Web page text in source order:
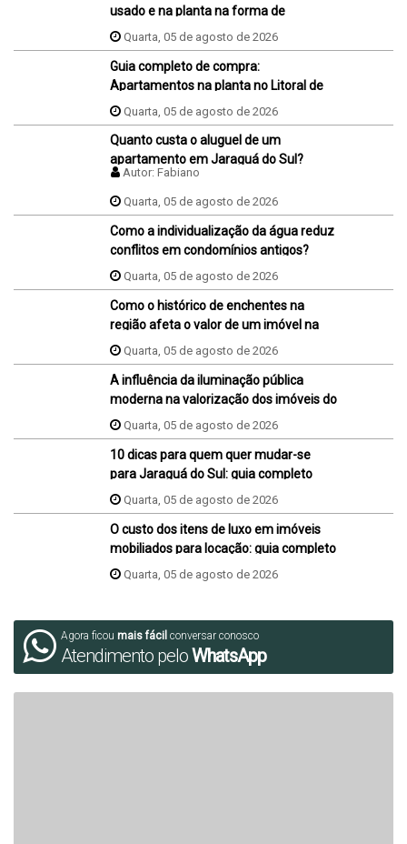
usado e na planta na forma de
pagamento?
Quarta, 05 de agosto de 2026
Guia completo de compra:
Apartamentos na planta no Litoral de
SCQuarta, 05 de agosto de 2026
Quanto custa o aluguel de um
apartamento em Jaraguá do Sul?
Autor: Fabiano
Quarta, 05 de agosto de 2026
Como a individualização da água reduz
conflitos em condomínios antigos?
Quarta, 05 de agosto de 2026
Como o histórico de enchentes na
região afeta o valor de um imóvel na
hora da venda ou da compra?
Quarta, 05 de agosto de 2026
A influência da iluminação pública
moderna na valorização dos imóveis do
bairroQuarta, 05 de agosto de 2026
10 dicas para quem quer mudar-se
para Jaraguá do Sul: guia completo
Quarta, 05 de agosto de 2026
O custo dos itens de luxo em imóveis
mobiliados para locação: guia completo
Quarta, 05 de agosto de 2026
Agora ficou mais fácil conversar conosco
Atendimento peloWhatsApp